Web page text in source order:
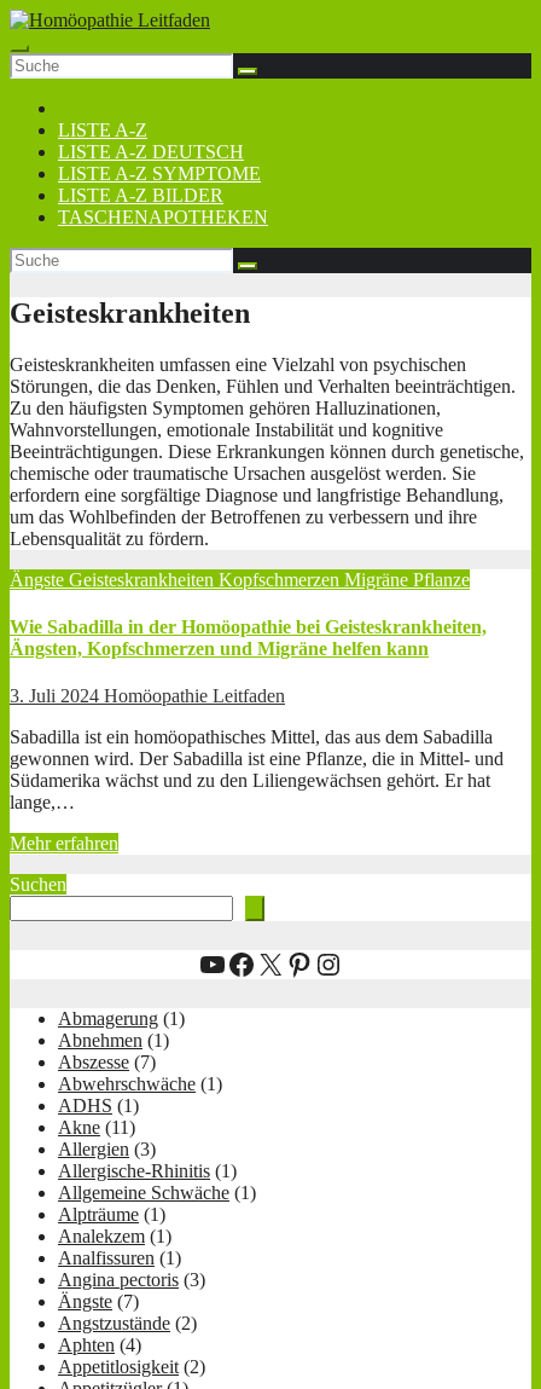
Zum
Inhalt
springen
LISTE A-Z
LISTE A-Z DEUTSCH
LISTE A-Z SYMPTOME
LISTE A-Z BILDER
TASCHENAPOTHEKEN
Geisteskrankheiten
Geisteskrankheiten umfassen eine Vielzahl von psychischen
Störungen, die das Denken, Fühlen und Verhalten beeinträchtigen.
Zu den häufigsten Symptomen gehören Halluzinationen,
Wahnvorstellungen, emotionale Instabilität und kognitive
Beeinträchtigungen. Diese Erkrankungen können durch genetische,
chemische oder traumatische Ursachen ausgelöst werden. Sie
erfordern eine sorgfältige Diagnose und langfristige Behandlung,
um das Wohlbefinden der Betroffenen zu verbessern und ihre
Lebensqualität zu fördern.
Ängste Geisteskrankheiten Kopfschmerzen Migräne Pflanze
Wie Sabadilla in der Homöopathie bei Geisteskrankheiten,
Ängsten, Kopfschmerzen und Migräne helfen kann
3. Juli 2024 Homöopathie Leitfaden
Sabadilla ist ein homöopathisches Mittel, das aus dem Sabadilla
gewonnen wird. Der Sabadilla ist eine Pflanze, die in Mittel- und
Südamerika wächst und zu den Liliengewächsen gehört. Er hat
lange,…
Mehr erfahren
Suchen
YouTube
Facebook
X Pinterest
Instagram
Abmagerung (1)
Abnehmen (1)
Abszesse (7)
Abwehrschwäche (1)
ADHS (1)
Akne (11)
Allergien (3)
Allergische-Rhinitis (1)
Allgemeine Schwäche (1)
Alpträume (1)
Analekzem (1)
Analfissuren (1)
Angina pectoris (3)
Ängste (7)
Angstzustände (2)
Aphten (4)
Appetitlosigkeit (2)